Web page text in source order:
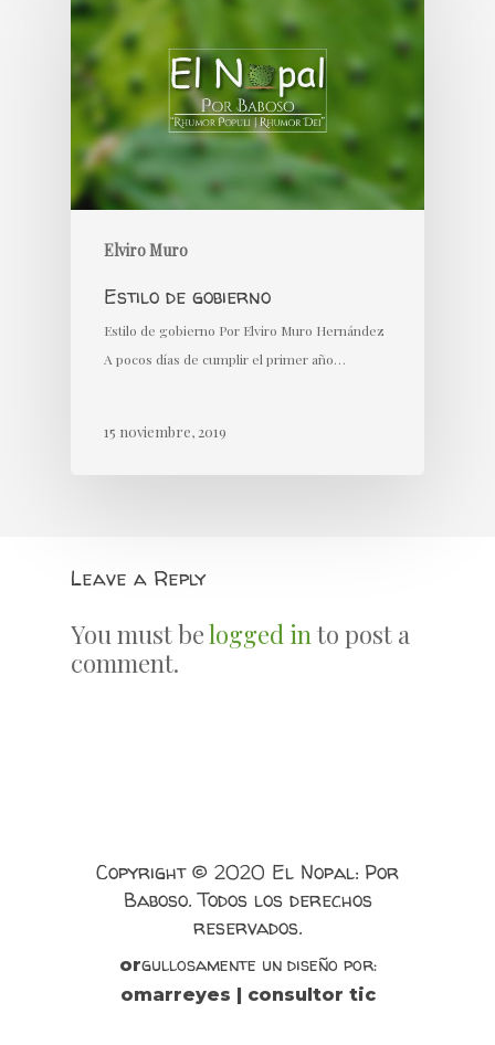
Elviro Muro
Estilo de gobierno
Estilo de gobierno Por Elviro Muro Hernández
A pocos días de cumplir el primer año…
15 noviembre, 2019
Leave a Reply
You must belogged into post a
comment.
Copyright © 2020 El Nopal: Por
Baboso. Todos los derechos
reservados.
orgullosamente un diseño por:
omarreyes | consultor tic